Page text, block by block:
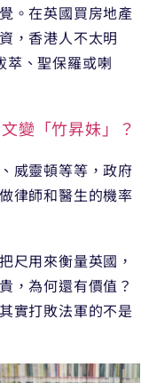
。在英國買房地產
，香港人不太明
、聖保羅或喇
變「竹昇妹」？
威靈頓等等，政府
律師和醫生的機率
尺用來衡量英國，
，為何還有價值？
實打敗法軍的不是